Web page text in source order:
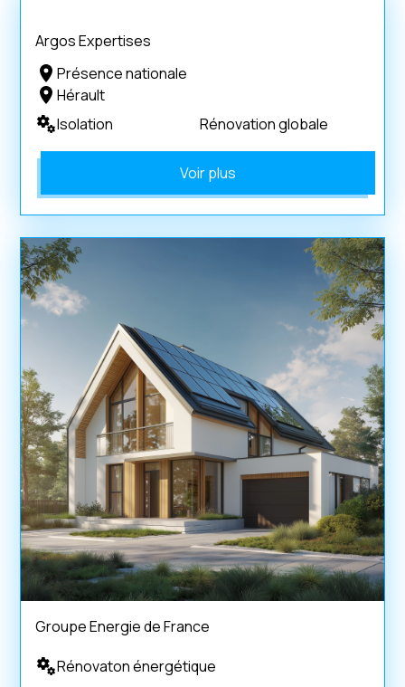
Argos Expertises
Présence nationale
Hérault
Isolation
Rénovation globale
Voir plus
Groupe Energie de France
Rénovaton énergétique